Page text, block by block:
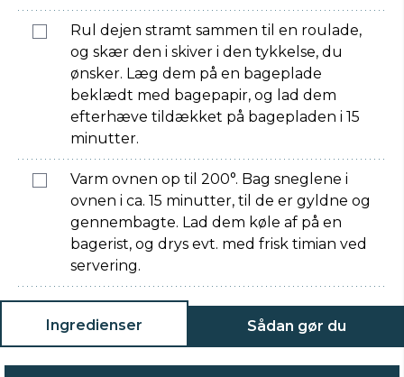
Rul dejen stramt sammen til en roulade,
og skær den i skiver i den tykkelse, du
ønsker. Læg dem på en bageplade
beklædt med bagepapir, og lad dem
efterhæve tildækket på bagepladen i 15
minutter.
Varm ovnen op til 200°. Bag sneglene i
ovnen i ca. 15 minutter, til de er gyldne og
gennembagte. Lad dem køle af på en
bagerist, og drys evt. med frisk timian ved
servering.
Ingredienser Sådan gør du